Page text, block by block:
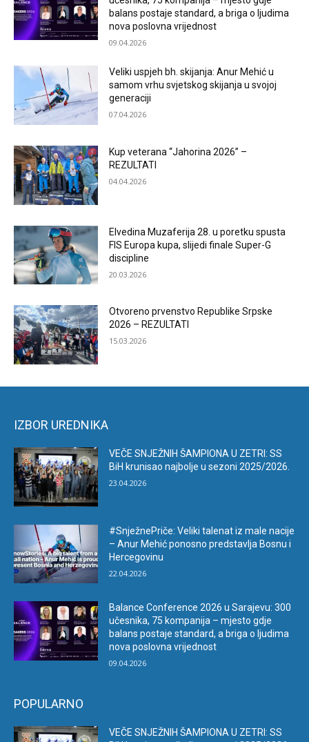
balans postaje standard, a briga o ljudima
nova poslovna vrijednost
09.04.2026
Veliki uspjeh bh. skijanja: Anur Mehić u
samom vrhu svjetskog skijanja u svojoj
generaciji
07.04.2026
Kup veterana “Jahorina 2026” –
REZULTATI
04.04.2026
Elvedina Muzaferija 28. u poretku spusta
FIS Europa kupa, slijedi finale Super-G
discipline
20.03.2026
Otvoreno prvenstvo Republike Srpske
2026 – REZULTATI
15.03.2026
IZBOR UREDNIKA
VEČE SNJEŽNIH ŠAMPIONA U ZETRI: SS
BiH krunisao najbolje u sezoni 2025/2026.
23.04.2026
#SnježnePriče: Veliki talenat iz male nacije
– Anur Mehić ponosno predstavlja Bosnu i
Hercegovinu
22.04.2026
Balance Conference 2026 u Sarajevu: 300
učesnika, 75 kompanija – mjesto gdje
balans postaje standard, a briga o ljudima
nova poslovna vrijednost
09.04.2026
POPULARNO
VEČE SNJEŽNIH ŠAMPIONA U ZETRI: SS